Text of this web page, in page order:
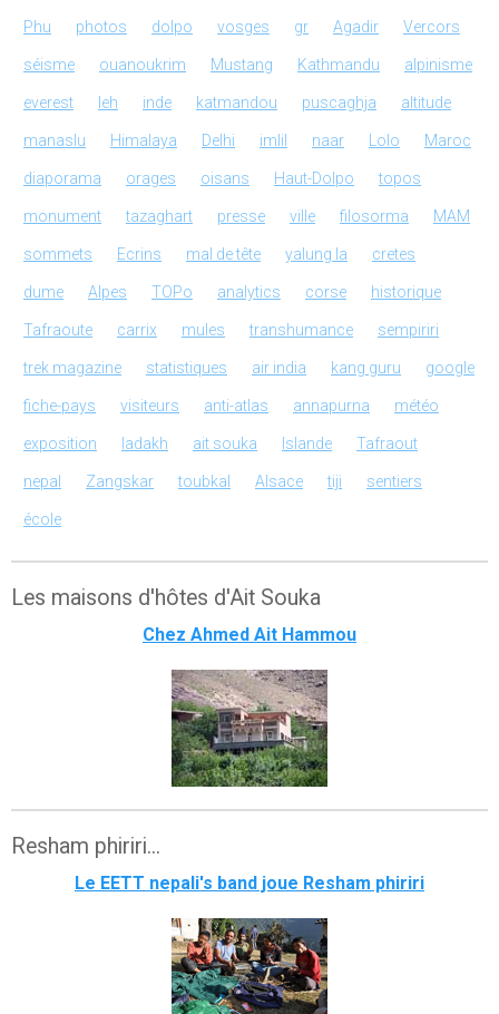
Phu photos dolpo vosges gr Agadir Vercors
séisme ouanoukrim Mustang Kathmandu alpinisme
everest leh inde katmandou puscaghja altitude
manaslu Himalaya Delhi imlil naar Lolo Maroc
diaporama orages oisans Haut-Dolpo topos
monument tazaghart presse ville filosorma MAM
sommets Ecrins mal de tête yalung la cretes
dume Alpes TOPo analytics corse historique
Tafraoute carrix mules transhumance sempiriri
trek magazine statistiques air india kang guru google
fiche-pays visiteurs anti-atlas annapurna météo
exposition ladakh ait souka Islande Tafraout
nepal Zangskar toubkal Alsace tiji sentiers
école
Les maisons d'hôtes d'Ait Souka
Chez Ahmed Ait Hammou
Resham phiriri...
Le EETT nepali's band joue Resham phiriri